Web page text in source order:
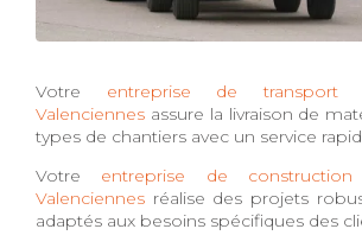
Votre entreprise de
Valenciennes assure la livraison de
types de chantiers avec un service
Votre entreprise de
Valenciennes réalise des projets
adaptés aux besoins spécifiques des